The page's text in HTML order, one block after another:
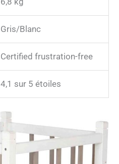
Gris/Blanc
Certified frustration-free
4,1 sur 5 étoiles